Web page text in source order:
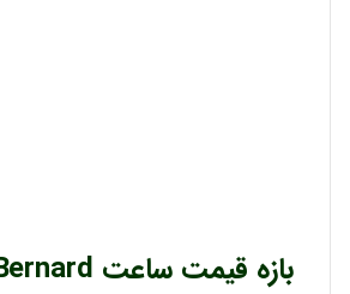
بازه قیمت ساعت Claude Bernard